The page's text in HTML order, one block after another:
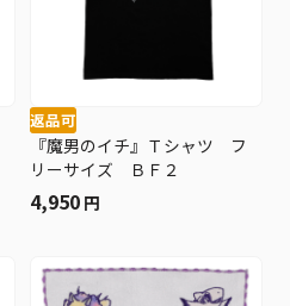
返品可
『魔男のイチ』Ｔシャツ フ
リーサイズ ＢＦ２
4,950 円